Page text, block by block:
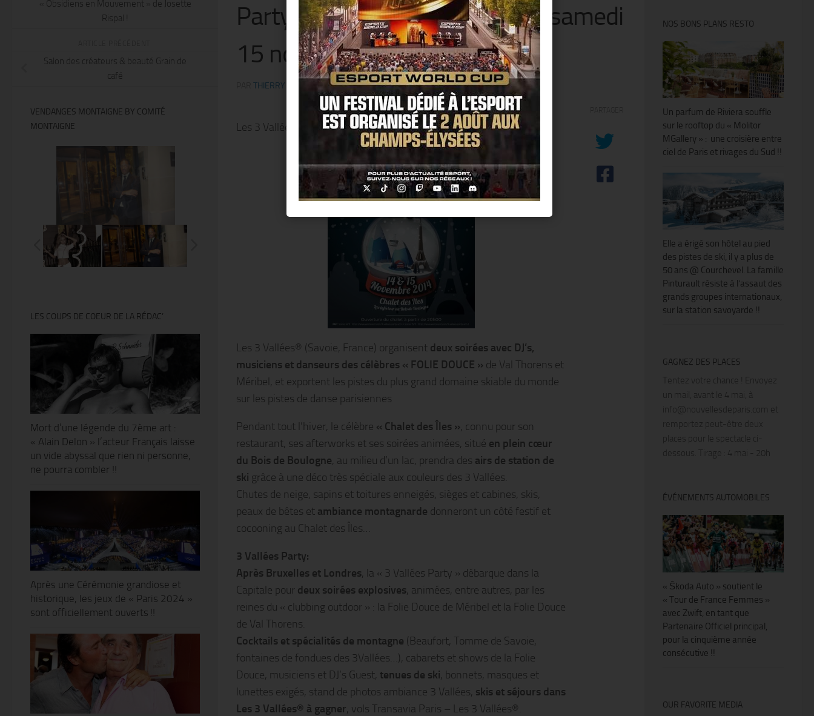
Party » in Paris, vendredi 14 et samedi
15 novembre 2014 !
THIERRY KER · PUBLIÉ14 NOVEMBRE 2014· MIS À JOUR3 NOVEMBRE 2014
Les 3 Vallées® enneiges le chalet des îles de Paris !
Les 3 Vallées® (Savoie, France) organisent deux soirées avec DJ’s,
musiciens et danseurs des célèbres « FOLIE DOUCE » de Val Thorens et
Méribel, et exportent les pistes du plus grand domaine skiable du monde
sur les pistes de danse parisiennes
Pendant tout l’hiver, le célèbre « Chalet des Îles », connu pour son
restaurant, ses afterworks et ses soirées animées, situé en plein cœur
du Bois de Boulogne, au milieu d’un lac, prendra des airs de station de
ski grâce à une déco très spéciale aux couleurs des 3 Vallées.
Chutes de neige, sapins et toitures enneigés, sièges et cabines, skis,
peaux de bêtes et ambiance montagnarde donneront un côté festif et
cocooning au Chalet des Îles…
3 Vallées Party:
Après Bruxelles et Londres, la « 3 Vallées Party » débarque dans la
Capitale pour deux soirées explosives, animées, entre autres, par les
reines du « clubbing outdoor » : la Folie Douce de Méribel et la Folie Douce
de Val Thorens.
Cocktails et spécialités de montagne (Beaufort, Tomme de Savoie,
fontaines de fondues des 3Vallées…), cabarets et shows de la Folie
Douce, musiciens et DJ’s Guest, tenues de ski, bonnets, masques et
lunettes exigés, stand de photos ambiance 3 Vallées, skis et séjours dans
Les 3 Vallées® à gagner, vols Transavia Paris – Les 3 Vallées®.
« Obsidiens en Mouvement » de Josette
Rispal !
Salon des créateurs & beauté Grain de
café
VENDANGES MONTAIGNE BY COMITÉ
MONTAIGNE
LES COUPS DE COEUR DE LA RÉDAC’
Mort d’une légende du 7ème art :
« Alain Delon » l’acteur Français laisse
un vide abyssal que rien ni personne,
ne pourra combler !!
Après une Cérémonie grandiose et
historique, les jeux de « Paris 2024 »
sont officiellement ouverts !!
NOS BONS PLANS RESTO
Un parfum de Riviera souffle
sur le rooftop du « Molitor
MGallery » : une croisière entre
ciel de Paris et rivages du Sud !!
Elle a érigé son hôtel au pied
des pistes de ski, il y a plus de
50 ans @ Courchevel. La famille
Pinturault résiste à l’assaut des
grands groupes internationaux,
sur la station savoyarde !!
GAGNEZ DES PLACES
Tentez votre chance ! Envoyez
un mail, avant le 4 mai, à
info@nouvellesdeparis.com et
remportez peut-être deux
places pour le spectacle ci-
dessous. Tirage : 4 mai - 20h
ÉVÉNEMENTS AUTOMOBILES
« Škoda Auto » soutient le
« Tour de France Femmes »
avec Zwift, en tant que
Partenaire Officiel principal,
pour la cinquième année
consécutive !!
OUR FAVORITE MEDIA